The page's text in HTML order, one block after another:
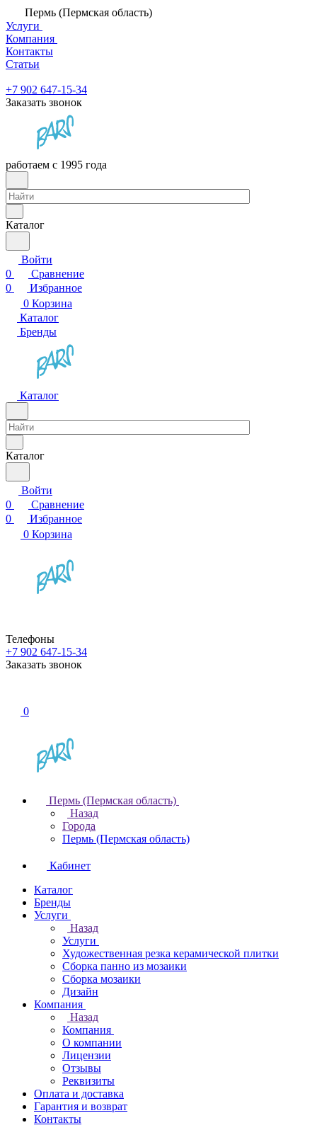
Пермь (Пермская область)
Услуги
Компания
Контакты
Статьи
+7 902 647-15-34
Заказать звонок
работаем с 1995 года
Каталог
Войти
0
Сравнение
0
Избранное
0 Корзина
Каталог
Бренды
Каталог
Каталог
Войти
0
Сравнение
0
Избранное
0 Корзина
Телефоны
+7 902 647-15-34
Заказать звонок
0
Пермь (Пермская область)
Назад
Города
Пермь (Пермская область)
Кабинет
Каталог
Бренды
Услуги
Назад
Услуги
Художественная резка керамической плитки
Сборка панно из мозаики
Сборка мозаики
Дизайн
Компания
Назад
Компания
О компании
Лицензии
Отзывы
Реквизиты
Оплата и доставка
Гарантия и возврат
Контакты